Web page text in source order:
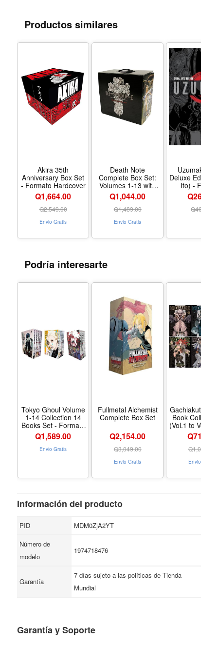
Productos similares
Akira 35th
Anniversary Box Set
- Formato Hardcover
Q1,664.00
Q2,549.00
Envio Gratis
Death Note
Complete Box Set:
Volumes 1-13 with
Premium - Formato
Paperback
Q1,044.00
Q1,489.00
Envio Gratis
Uzumaki (3-
Deluxe
Ito) -
Hardcover
Q269.00
Q409.00
Podría interesarte
Tokyo Ghoul Volume
1-14 Collection 14
Books Set - Formato
Paperback
Q1,589.00
Envio Gratis
Fullmetal Alchemist
Complete Box Set
Q2,154.00
Q3,049.00
Envio Gratis
Gachiakuta
Book
(Vol.1 to Vol.6)
Action
Gritty Art
Dystopian
Q719.00
Q1,019.00
Envio Gratis
Información del producto
PID
MDM0ZjA2YT
Número de
modelo
1974718476
Garantía
7 días sujeto a las políticas de Tienda
Mundial
Garantía y Soporte